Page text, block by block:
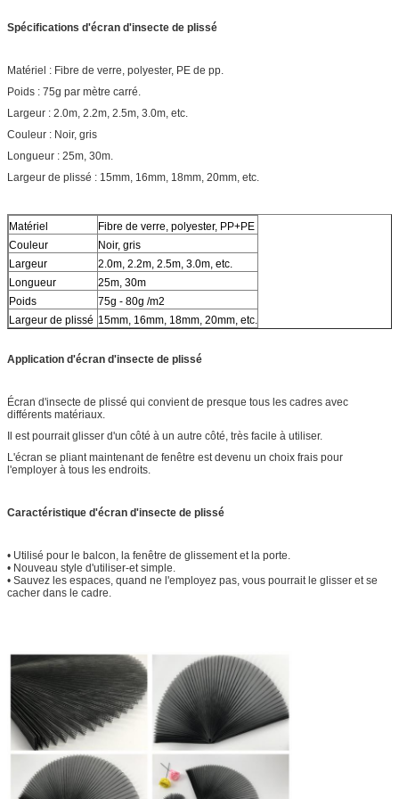
Spécifications d'écran d'insecte de plissé
Matériel : Fibre de verre, polyester, PE de pp.
Poids : 75g par mètre carré.
Largeur : 2.0m, 2.2m, 2.5m, 3.0m, etc.
Couleur : Noir, gris
Longueur : 25m, 30m.
Largeur de plissé : 15mm, 16mm, 18mm, 20mm, etc.
Matériel
Fibre de verre, polyester, PP+PE
Couleur
Noir, gris
Largeur
2.0m, 2.2m, 2.5m, 3.0m, etc.
Longueur
25m, 30m
Poids
75g - 80g /m2
Largeur de plissé 15mm, 16mm, 18mm, 20mm, etc.
Application d'écran d'insecte de plissé
Écran d'insecte de plissé qui convient de presque tous les cadres avec
différents matériaux.
Il est pourrait glisser d'un côté à un autre côté, très facile à utiliser.
L'écran se pliant maintenant de fenêtre est devenu un choix frais pour
l'employer à tous les endroits.
Caractéristique d'écran d'insecte de plissé
• Utilisé pour le balcon, la fenêtre de glissement et la porte.
• Nouveau style d'utiliser-et simple.
• Sauvez les espaces, quand ne l'employez pas, vous pourrait le glisser et se
cacher dans le cadre.